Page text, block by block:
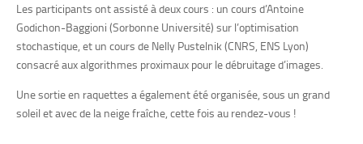
Les participants ont assisté à deux cours : un cours d’Antoine
Godichon-Baggioni (Sorbonne Université) sur l’optimisation
stochastique, et un cours de Nelly Pustelnik (CNRS, ENS Lyon)
consacré aux algorithmes proximaux pour le débruitage d’images.
Une sortie en raquettes a également été organisée, sous un grand
soleil et avec de la neige fraîche, cette fois au rendez-vous !